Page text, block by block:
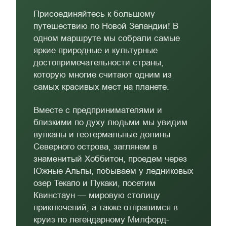
Присоединяйтесь к большому
путешествию по Новой Зеландии! В
одном маршруте мы собрали самые
яркие природные и культурные
достопримечательности страны,
которую многие считают одним из
самых красивых мест на планете.
Вместе с предпринимателями и
близкими по духу людьми мы увидим
вулканы и геотермальные долины
Северного острова, заглянем в
знаменитый Хоббитон, проедем через
Южные Альпы, побываем у ледниковых
озер Текапо и Пукаки, посетим
Квинстаун — мировую столицу
приключений, а также отправимся в
круиз по легендарному Милфорд-